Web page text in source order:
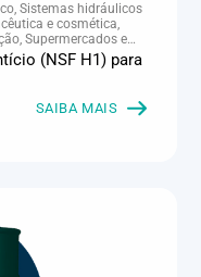
Sistemas hidráulicos
e cosmética,
Supermercados e
(NSF H1) para
SAIBA MAIS